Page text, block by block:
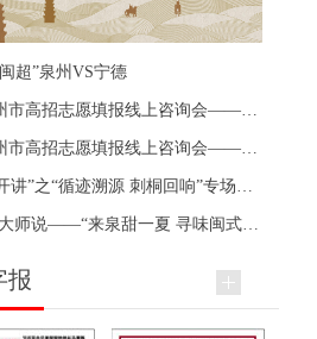
超”泉州VS宁德
报